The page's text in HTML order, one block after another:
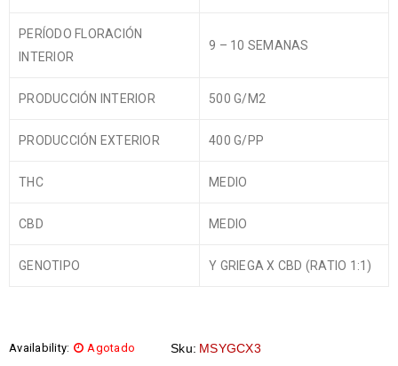
PERÍODO FLORACIÓN
INTERIOR
9 – 10 SEMANAS
PRODUCCIÓN INTERIOR 500 G/M2
PRODUCCIÓN EXTERIOR 400 G/PP
THC MEDIO
CBD MEDIO
GENOTIPO Y GRIEGA X CBD (RATIO 1:1)
Availability: Agotado Sku: MSYGCX3